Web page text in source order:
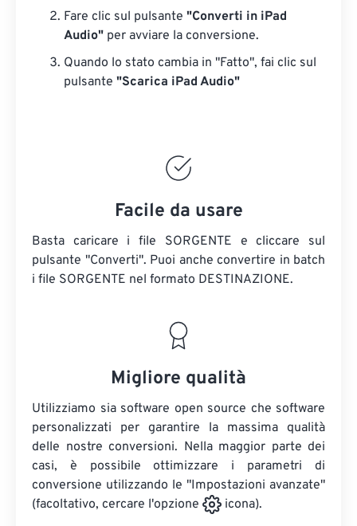
Fare clic sul pulsante "Converti in iPad
Audio" per avviare la conversione.
Quando lo stato cambia in "Fatto", fai clic sul
pulsante "Scarica iPad Audio"
Facile da usare
Basta caricare i file SORGENTE e cliccare sul
pulsante "Converti". Puoi anche convertire in batch
i file SORGENTE nel formato DESTINAZIONE.
Migliore qualità
Utilizziamo sia software open source che software
personalizzati per garantire la massima qualità
delle nostre conversioni. Nella maggior parte dei
casi, è possibile ottimizzare i parametri di
conversione utilizzando le "Impostazioni avanzate"
(facoltativo, cercare l'opzione
icona).